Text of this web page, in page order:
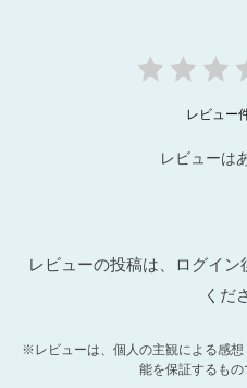
レビュー
レビューは
レビューの投稿は、ログイン
くだ
※レビューは、個人の主観による感
能を保証するもの